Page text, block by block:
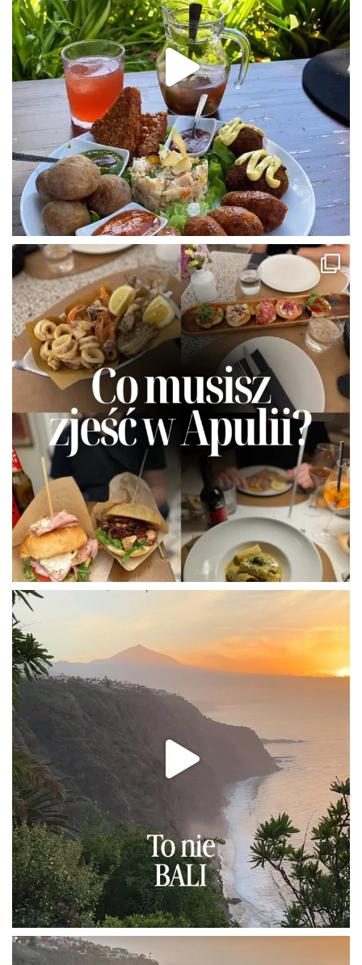
Mam na imię Ada, uwielbiam pisać i fotografować, a
jeszcze bardziej lubię wszystko co związane z
podróżami. Od 4 lat mieszkam w Berlinie, a na codzień
zajmuję się performance marketingiem, czyli
zarządzaniem reklamami Google oraz YouTube.
W mojej poprzedniej pracy byłam Influencer Marketing
Managerem – dzięki temu miałam okazję dowiedzieć
się z trochę innej strony, jak naprawdę wygląda
rzeczywistość pokazywana przez największych polskich
popchnęło mnie to do tego, żeby założyć autentycznego
bloga podróżniczego.
READ MORE
INSTAGRAM